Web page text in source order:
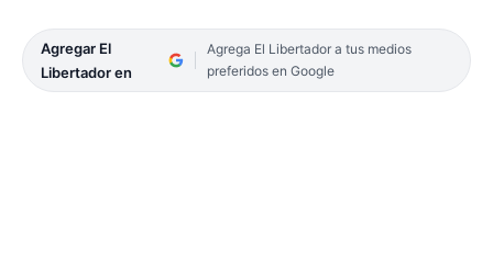
Agregar El
Libertador en
Agrega El Libertador a tus medios
preferidos en Google